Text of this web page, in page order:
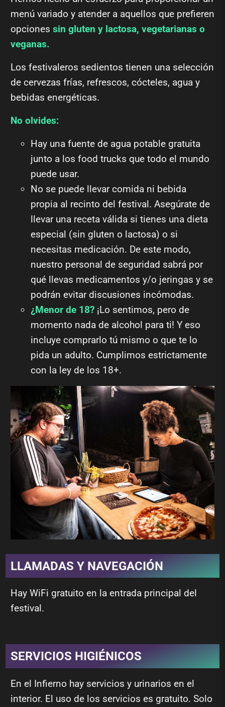
menú variado y atender a aquellos que prefieren
opciones sin gluten y lactosa, vegetarianas o
veganas.
Los festivaleros sedientos tienen una selección
de cervezas frías, refrescos, cócteles, agua y
bebidas energéticas.
No olvides:
Hay una fuente de agua potable gratuita
junto a los food trucks que todo el mundo
puede usar.
No se puede llevar comida ni bebida
propia al recinto del festival. Asegúrate de
llevar una receta válida si tienes una dieta
especial (sin gluten o lactosa) o si
necesitas medicación. De este modo,
nuestro personal de seguridad sabrá por
qué llevas medicamentos y/o jeringas y se
podrán evitar discusiones incómodas.
¿Menor de 18?¡Lo sentimos, pero de
momento nada de alcohol para ti! Y eso
incluye comprarlo tú mismo o que te lo
pida un adulto. Cumplimos estrictamente
con la ley de los 18+.
LLAMADAS Y NAVEGACIÓN
Hay WiFi gratuito en la entrada principal del
festival.
SERVICIOS HIGIÉNICOS
En el Infierno hay servicios y urinarios en el
interior. El uso de los servicios es gratuito. Solo